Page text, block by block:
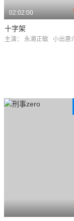
02:02:00
十字架
主演： 永濑正敏 小出